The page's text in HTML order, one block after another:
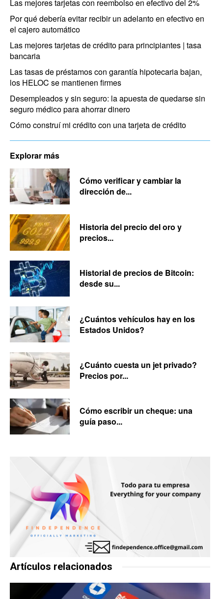
Las mejores tarjetas con reembolso en efectivo del 2%
Por qué debería evitar recibir un adelanto en efectivo en
el cajero automático
Las mejores tarjetas de crédito para principiantes | tasa
bancaria
Las tasas de préstamos con garantía hipotecaria bajan,
los HELOC se mantienen firmes
Desempleados y sin seguro: la apuesta de quedarse sin
seguro médico para ahorrar dinero
Cómo construí mi crédito con una tarjeta de crédito
Explorar más
Cómo verificar y cambiar la
dirección de...
Historia del precio del oro y
precios...
Historial de precios de Bitcoin:
desde su...
¿Cuántos vehículos hay en los
Estados Unidos?
¿Cuánto cuesta un jet privado?
Precios por...
Cómo escribir un cheque: una
guía paso...
Artículos relacionados